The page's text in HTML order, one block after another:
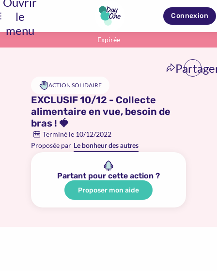
le
menu
Connexion
Expirée
ACTION SOLIDAIRE
EXCLUSIF 10/12 - Collecte
alimentaire en vue, besoin de
bras ! 🍓
Terminé le 10/12/2022
Proposée par Le bonheur des autres
Partant pour cette action ?
Proposer mon aide